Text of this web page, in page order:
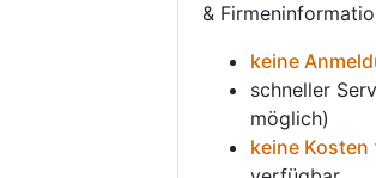
&
keine
schneller
möglich)
keine Kosten